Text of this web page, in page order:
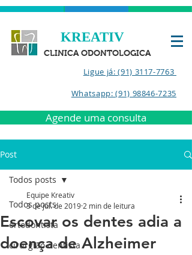
KREATIV
CLINICA ODONTOLOGICA
Ligue já: (91) 3117-7763
Whatsapp: (91) 98846-7235
Agende uma consulta
Post
Todos posts
ortodontista
cirurgião dentista
Todos posts
Escovar os dentes adia a
doença de Alzheimer
Equipe Kreativ
3 de jul. de 2019 2 min de leitura